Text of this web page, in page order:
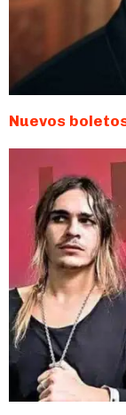
Nuevos